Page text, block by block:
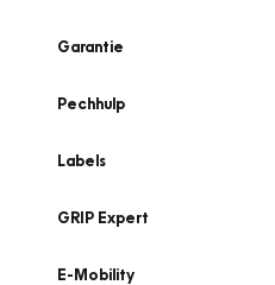
Garantie
Pechhulp
Labels
GRIP Expert
E-Mobility